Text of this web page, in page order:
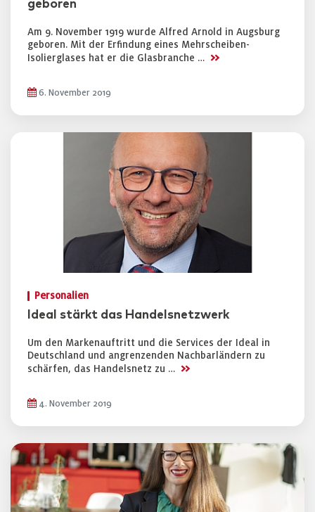
geboren
Am 9. November 1919 wurde Alfred Arnold in Augsburg
geboren. Mit der Erfindung eines Mehrscheiben-
Isolierglases hat er die Glasbranche … >>
6. November 2019
Personalien
Ideal stärkt das Handelsnetzwerk
Um den Markenauftritt und die Services der Ideal in
Deutschland und angrenzenden Nachbarländern zu
schärfen, das Handelsnetz zu … >>
4. November 2019